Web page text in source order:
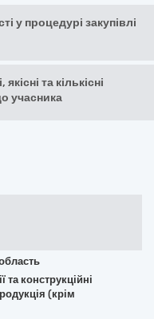
у процедурі закупівлі
та кількісні
учасника
та конструкційні
(крім